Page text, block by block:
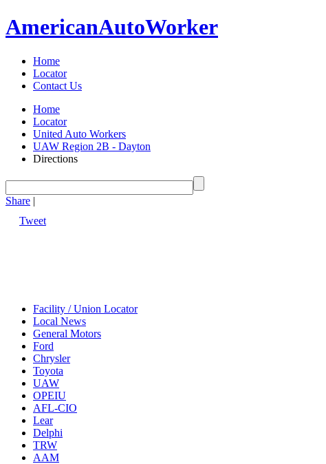
AmericanAutoWorker
Home
Locator
Contact Us
Home
Locator
United Auto Workers
UAW Region 2B - Dayton
Directions
Share |
Tweet
Facility / Union Locator
Local News
General Motors
Ford
Chrysler
Toyota
UAW
OPEIU
AFL-CIO
Lear
Delphi
TRW
AAM